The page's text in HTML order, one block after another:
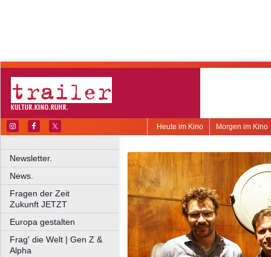
Morgen im Kino
Heute im Kino
Newsletter.
News.
Fragen der Zeit
Zukunft JETZT
Europa gestalten
Frag' die Welt | Gen Z &
Alpha